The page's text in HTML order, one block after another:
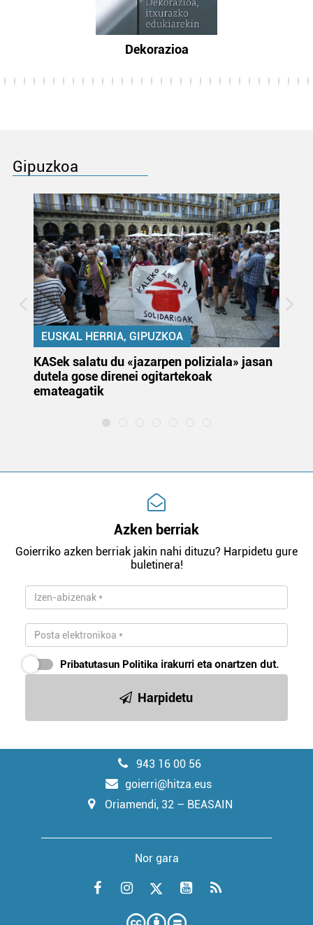
Dekorazioa
Gipuzkoa
EUSKAL HERRIA, GIPUZKOA
KASek salatu du «jazarpen poliziala» jasan
dutela gose direnei ogitartekoak
emateagatik
Azken berriak
Goierriko azken berriak jakin nahi dituzu? Harpidetu gure
buletinera!
Pribatutasun Politika irakurri eta onartzen dut.
Harpidetu
943 16 00 56
goierri@hitza.eus
Oriamendi, 32 – BEASAIN
Nor gara